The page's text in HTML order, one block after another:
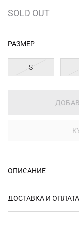
SOLD OUT
РАЗМЕР
S
ОПИСАНИЕ
ДОСТАВКА И ОПЛАТА